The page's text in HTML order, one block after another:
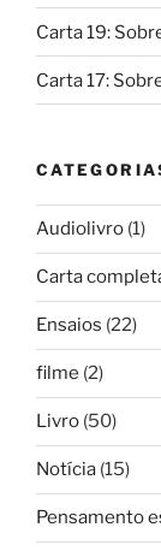
Carta 19:
Carta 17:
Audiolivro (1)
Carta
Ensaios (22)
filme (2)
Livro (50)
Notícia (15)
Pensamento